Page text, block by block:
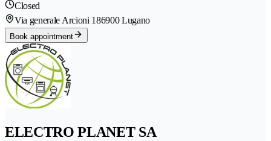
Closed
Via generale Arcioni 186900 Lugano
Book appointment
ELECTRO PLANET SA